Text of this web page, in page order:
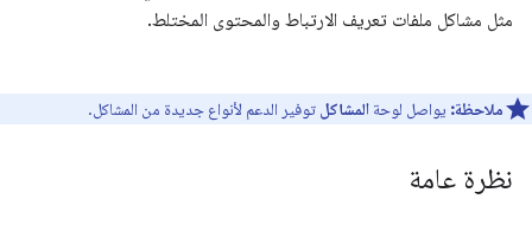
مثل مشاكل ملفات تعريف الارتباط والمحتوى المختلط.
ملاحظة: يواصل لوحة المشاكل توفير الدعم لأنواع جديدة من المشاكل.
نظرة عامة